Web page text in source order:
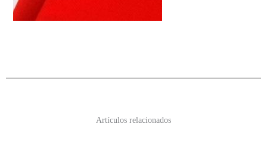
Artículos relacionados